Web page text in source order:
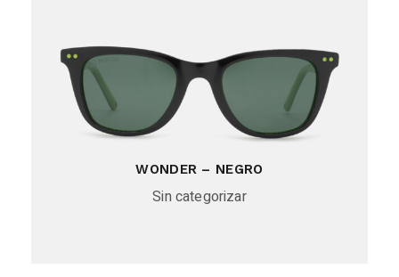
WONDER – NEGRO
Sin categorizar